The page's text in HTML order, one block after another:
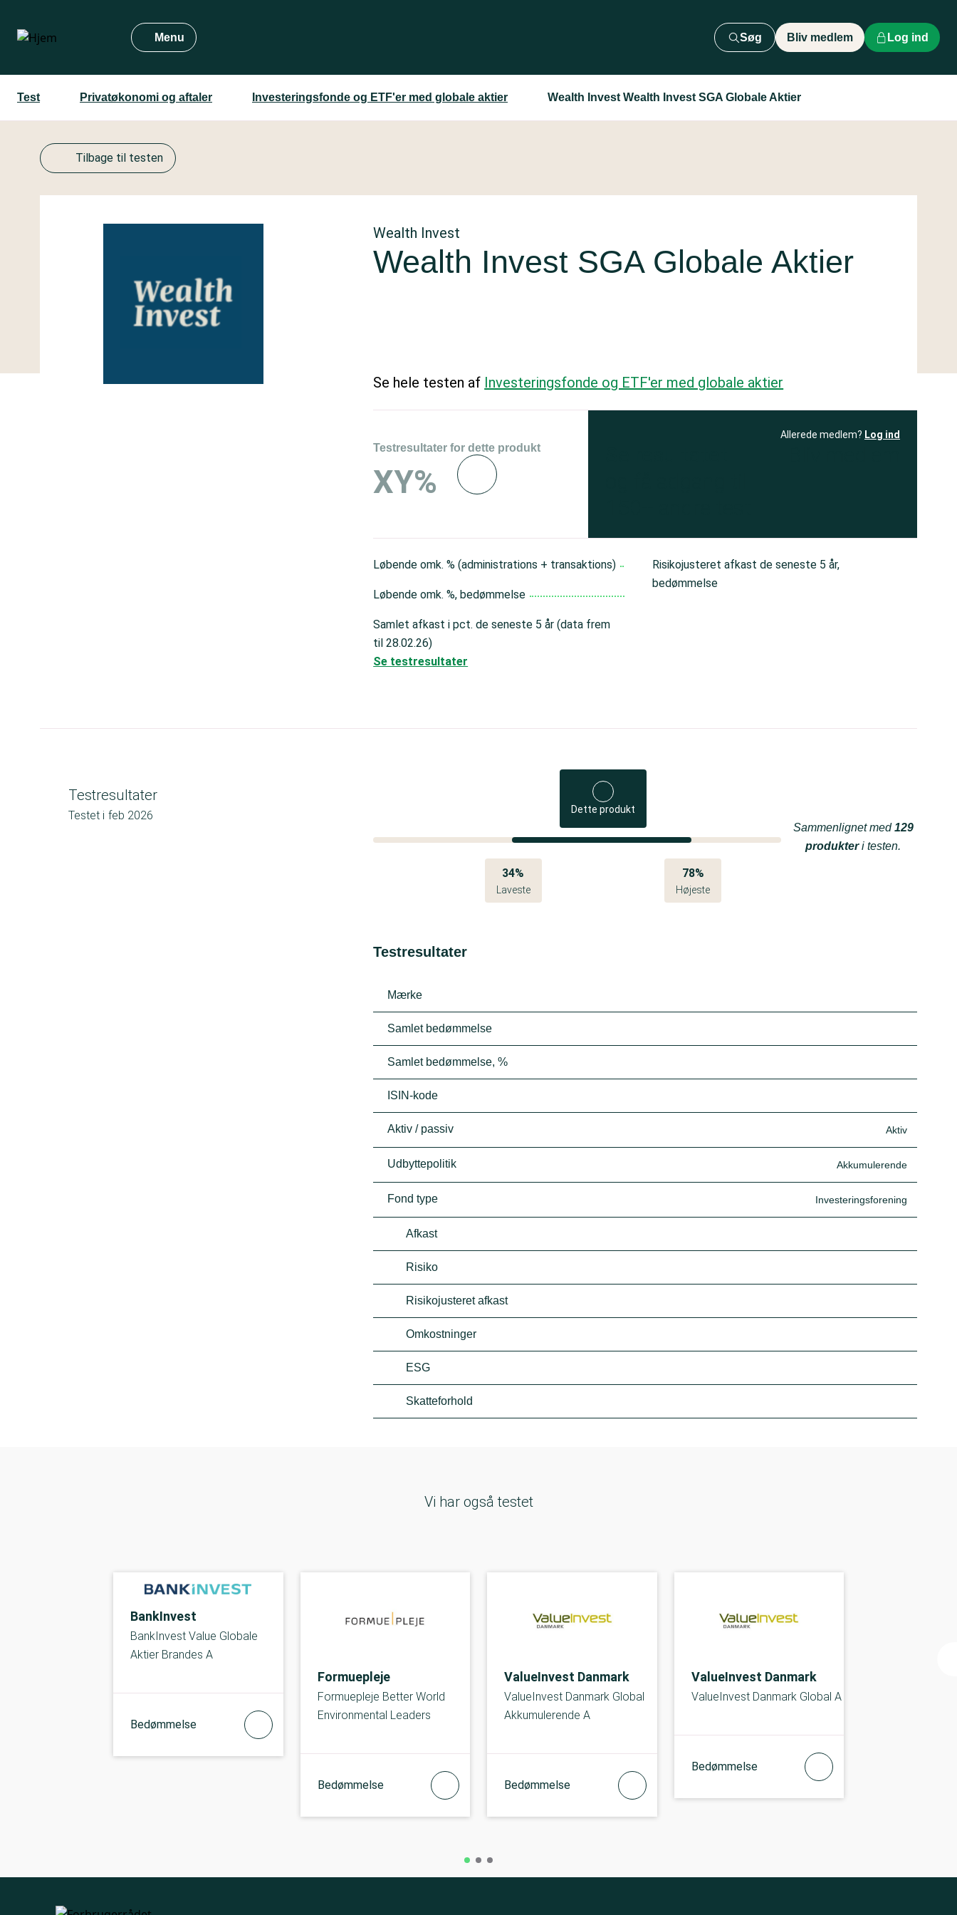
hovedindhold
Menu Søg Bliv medlem Log ind
Test Privatøkonomi og aftaler Investeringsfonde og ETF'er med globale aktier Wealth Invest Wealth Invest SGA Globale Aktier
Tilbage til testen
Wealth Invest
Wealth Invest SGA Globale Aktier
Se hele testen af Investeringsfonde og ETF'er med globale aktier
Testresultater for dette produkt
XY%
Allerede medlem? Log ind
Løbende omk. % (administrations + transaktions)
Løbende omk. %, bedømmelse
Samlet afkast i pct. de seneste 5 år (data frem
til 28.02.26)
Risikojusteret afkast de seneste 5 år,
bedømmelse
Se testresultater
Testresultater
Testet i feb 2026 Dette produkt
34%
Laveste
78%
Højeste
Sammenlignet med129
produkteri testen.
Testresultater
Mærke
Samlet bedømmelse
Samlet bedømmelse, %
ISIN-kode
Aktiv / passiv Aktiv
Udbyttepolitik Akkumulerende
Fond type Investeringsforening
Afkast
Risiko
Risikojusteret afkast
Omkostninger
ESG
Skatteforhold
Vi har også testet
BankInvest
BankInvest Value Globale
Aktier Brandes A
Bedømmelse
Formuepleje
Formuepleje Better World
Environmental Leaders
Bedømmelse
ValueInvest Danmark
ValueInvest Danmark Global
Akkumulerende A
Bedømmelse
ValueInvest Danmark
ValueInvest Danmark Global A
Bedømmelse